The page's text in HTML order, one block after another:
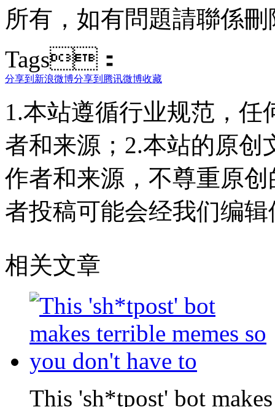
所有 ，如有問題請聯係刪除
Tags：
分享到新浪微博分享到腾讯微博收藏
1.本站遵循行业规范，
者和来源；2.本站的原
作者和来源，不尊重原
者投稿可能会经我们编
相关文章
This 'sh*tpost' bot